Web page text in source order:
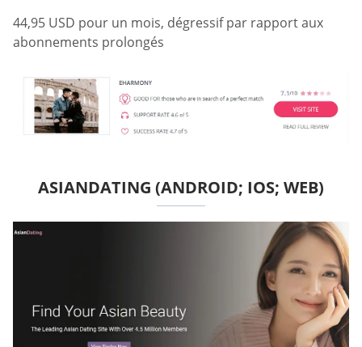
44,95 USD pour un mois, dégressif par rapport aux
abonnements prolongés
ASIANDATING (ANDROID; IOS; WEB)